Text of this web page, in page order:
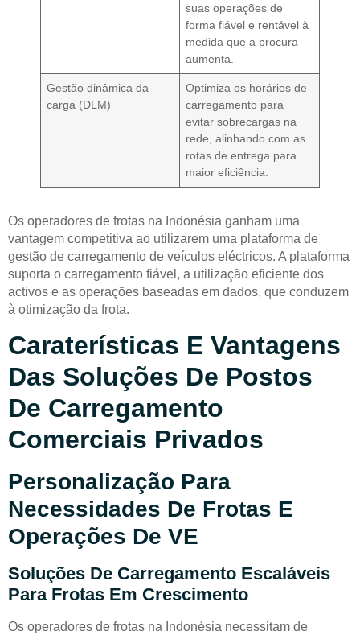
suas operações de
forma fiável e rentável à
medida que a procura
aumenta.
Gestão dinâmica da
carga (DLM)
Optimiza os horários de
carregamento para
evitar sobrecargas na
rede, alinhando com as
rotas de entrega para
maior eficiência.
Os operadores de frotas na Indonésia ganham uma
vantagem competitiva ao utilizarem uma plataforma de
gestão de carregamento de veículos eléctricos. A plataforma
suporta o carregamento fiável, a utilização eficiente dos
activos e as operações baseadas em dados, que conduzem
à otimização da frota.
Caraterísticas E Vantagens
Das Soluções De Postos
De Carregamento
Comerciais Privados
Personalização Para
Necessidades De Frotas E
Operações De VE
Soluções De Carregamento Escaláveis
Para Frotas Em Crescimento
Os operadores de frotas na Indonésia necessitam de